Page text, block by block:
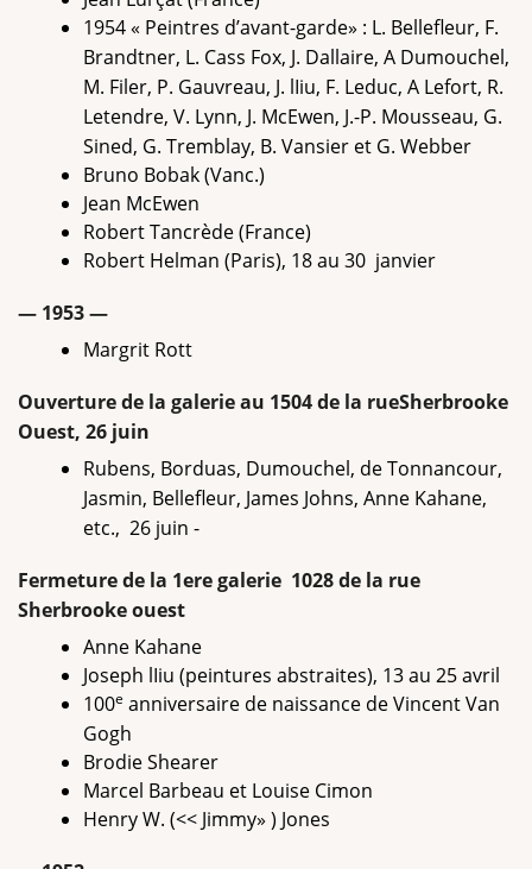
1954 « Peintres d’avant-garde» : L. Bellefleur, F.
Brandtner, L. Cass Fox, J. Dallaire, A Dumouchel,
M. Filer, P. Gauvreau, J. lIiu, F. Leduc, A Lefort, R.
Letendre, V. Lynn, J. McEwen, J.-P. Mousseau, G.
Sined, G. Tremblay, B. Vansier et G. Webber
Bruno Bobak (Vanc.)
Jean McEwen
Robert Tancrède (France)
Robert Helman (Paris), 18 au 30 janvier
— 1953 —
Margrit Rott
Ouverture de la galerie au 1504 de la rueSherbrooke
Ouest, 26 juin
Rubens, Borduas, Dumouchel, de Tonnancour,
Jasmin, Bellefleur, James Johns, Anne Kahane,
etc., 26 juin -
Fermeture de la 1ere galerie 1028 de la rue
Sherbrooke ouest
Anne Kahane
Joseph lIiu (peintures abstraites), 13 au 25 avril
100e anniversaire de naissance de Vincent Van
Gogh
Brodie Shearer
Marcel Barbeau et Louise Cimon
Henry W. (<< Jimmy» ) Jones